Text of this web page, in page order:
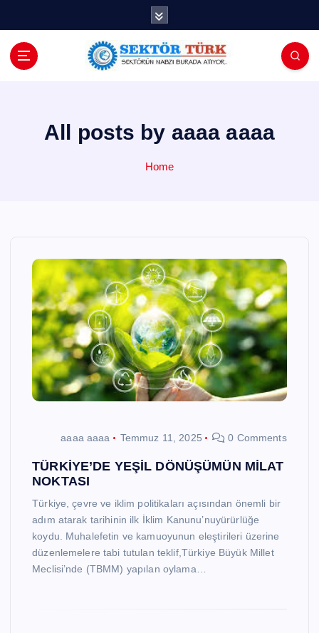
All posts by aaaa aaaa
Home
aaaa aaaa Temmuz 11, 2025 0 Comments
TÜRKİYE’DE YEŞİL DÖNÜŞÜMÜN MİLAT
NOKTASI
Türkiye, çevre ve iklim politikaları açısından önemli bir
adım atarak tarihinin ilk İklim Kanunu’nuyürürlüğe
koydu. Muhalefetin ve kamuoyunun eleştirileri üzerine
düzenlemelere tabi tutulan teklif,Türkiye Büyük Millet
Meclisi’nde (TBMM) yapılan oylama…